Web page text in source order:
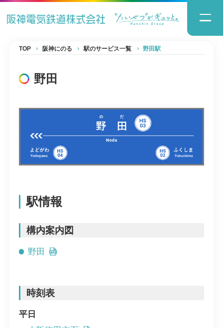
TOP 阪神にのる 駅のサービス一覧 野田駅
野田
駅情報
構内案内図
野田
時刻表
平日